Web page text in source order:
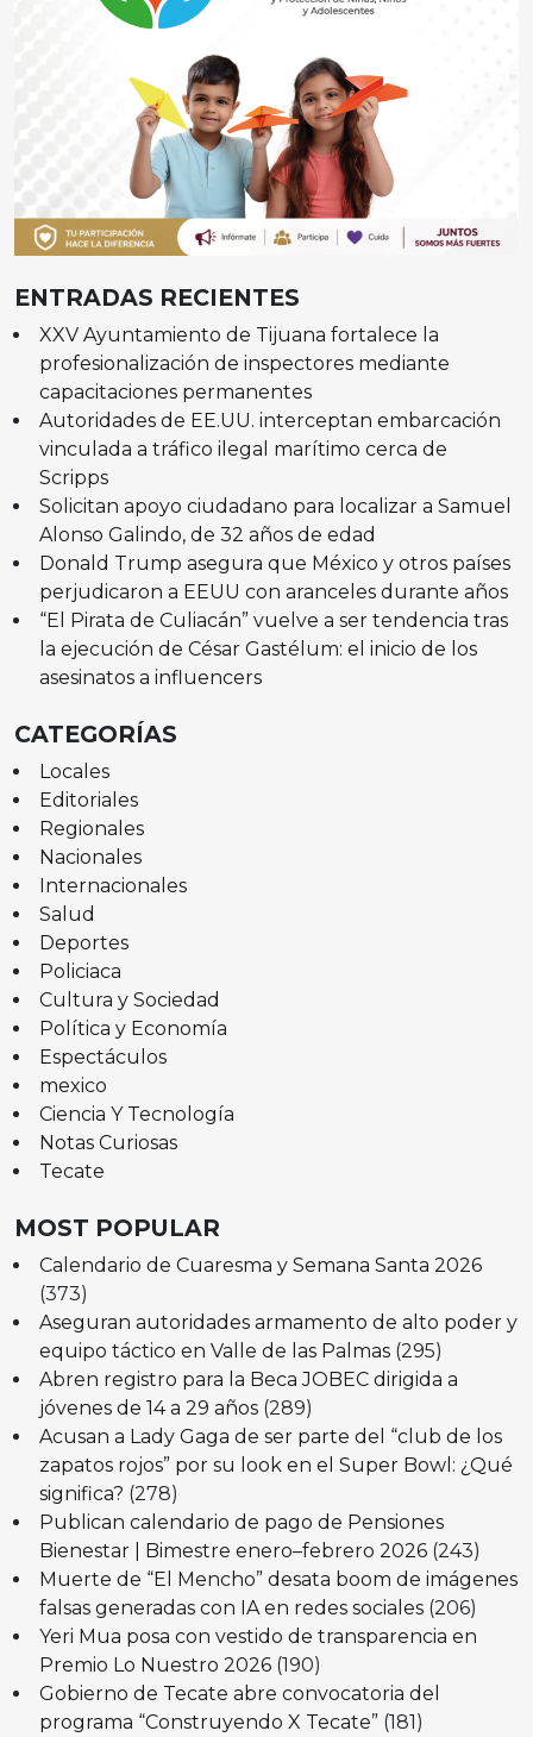
ENTRADAS RECIENTES
XXV Ayuntamiento de Tijuana fortalece la
profesionalización de inspectores mediante
capacitaciones permanentes
Autoridades de EE.UU. interceptan embarcación
vinculada a tráfico ilegal marítimo cerca de
Scripps
Solicitan apoyo ciudadano para localizar a Samuel
Alonso Galindo, de 32 años de edad
Donald Trump asegura que México y otros países
perjudicaron a EEUU con aranceles durante años
“El Pirata de Culiacán” vuelve a ser tendencia tras
la ejecución de César Gastélum: el inicio de los
asesinatos a influencers
CATEGORÍAS
Locales
Editoriales
Regionales
Nacionales
Internacionales
Salud
Deportes
Policiaca
Cultura y Sociedad
Política y Economía
Espectáculos
mexico
Ciencia Y Tecnología
Notas Curiosas
Tecate
MOST POPULAR
Calendario de Cuaresma y Semana Santa 2026
(373)
Aseguran autoridades armamento de alto poder y
equipo táctico en Valle de las Palmas (295)
Abren registro para la Beca JOBEC dirigida a
jóvenes de 14 a 29 años (289)
Acusan a Lady Gaga de ser parte del “club de los
zapatos rojos” por su look en el Super Bowl: ¿Qué
significa? (278)
Publican calendario de pago de Pensiones
Bienestar | Bimestre enero–febrero 2026 (243)
Muerte de “El Mencho” desata boom de imágenes
falsas generadas con IA en redes sociales (206)
Yeri Mua posa con vestido de transparencia en
Premio Lo Nuestro 2026 (190)
Gobierno de Tecate abre convocatoria del
programa “Construyendo X Tecate” (181)